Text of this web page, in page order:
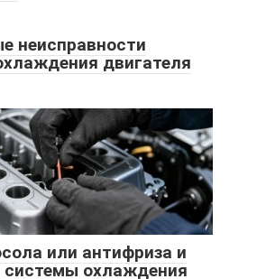
неисправности
двигателя
или антифриза и
охлаждения